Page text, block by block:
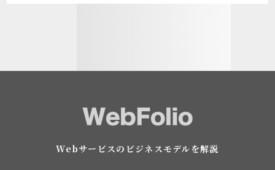
Webサービスのビジネスモデルを解説